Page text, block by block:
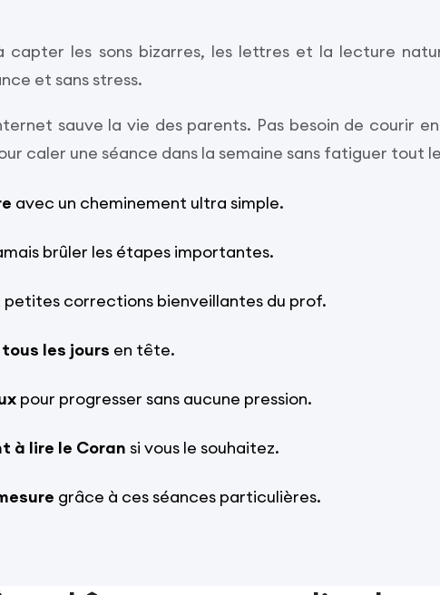
capter les sons bizarres, les lettres et la lecture
et sans stress.
sauve la vie des parents. Pas besoin de courir
caler une séance dans la semaine sans fatiguer tout
avec un cheminement ultra simple.
brûler les étapes importantes.
petites corrections bienveillantes du prof.
les jours en tête.
pour progresser sans aucune pression.
à lire le Coran si vous le souhaitez.
grâce à ces séances particulières.